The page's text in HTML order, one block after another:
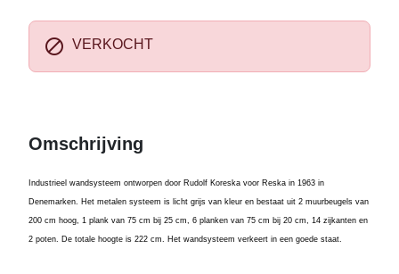
 VERKOCHT
Omschrijving
Industrieel wandsysteem ontworpen door Rudolf Koreska voor Reska in 1963 in
Denemarken. Het metalen systeem is licht grijs van kleur en bestaat uit 2 muurbeugels van
200 cm hoog, 1 plank van 75 cm bij 25 cm, 6 planken van 75 cm bij 20 cm, 14 zijkanten en
2 poten. De totale hoogte is 222 cm. Het wandsysteem verkeert in een goede staat.